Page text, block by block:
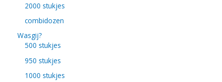
2000 stukjes
combidozen
Wasgij?
500 stukjes
950 stukjes
1000 stukjes